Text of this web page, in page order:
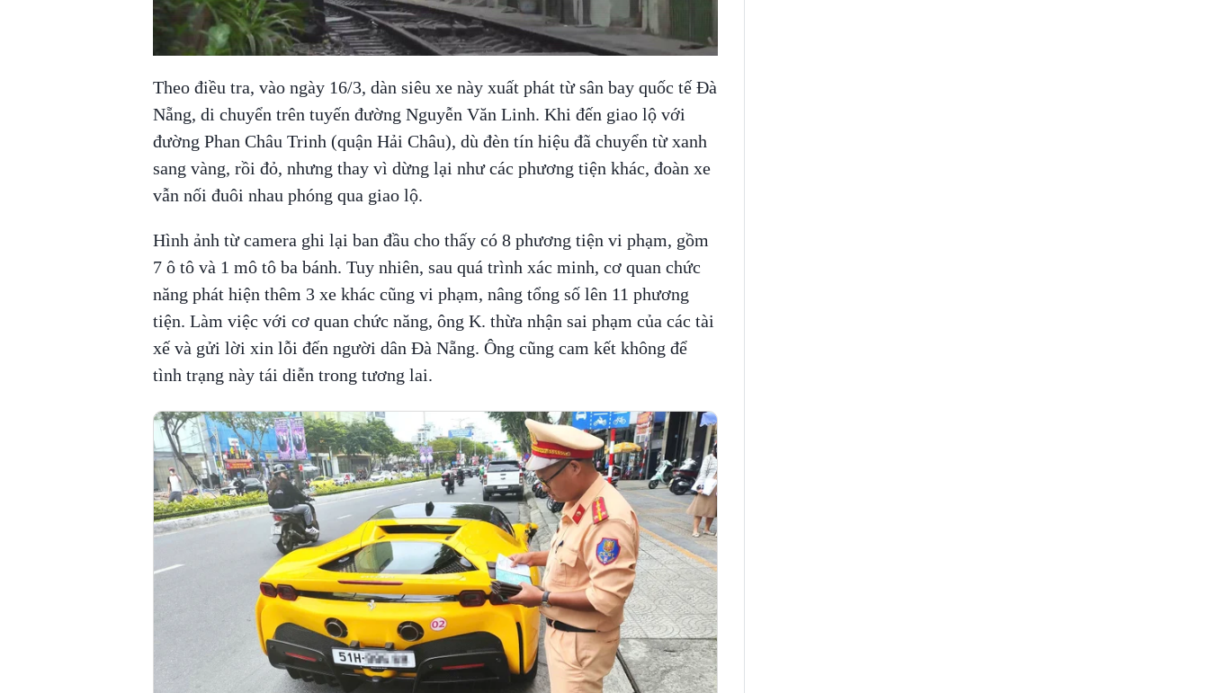
00:00/00:59 VIETNAM HLS
Theo điều tra, vào ngày 16/3, dàn siêu xe này xuất phát từ sân bay quốc tế Đà
Nẵng, di chuyển trên tuyến đường Nguyễn Văn Linh. Khi đến giao lộ với
đường Phan Châu Trinh (quận Hải Châu), dù đèn tín hiệu đã chuyển từ xanh
sang vàng, rồi đỏ, nhưng thay vì dừng lại như các phương tiện khác, đoàn xe
vẫn nối đuôi nhau phóng qua giao lộ.
Hình ảnh từ camera ghi lại ban đầu cho thấy có 8 phương tiện vi phạm, gồm
7 ô tô và 1 mô tô ba bánh. Tuy nhiên, sau quá trình xác minh, cơ quan chức
năng phát hiện thêm 3 xe khác cũng vi phạm, nâng tổng số lên 11 phương
tiện. Làm việc với cơ quan chức năng, ông K. thừa nhận sai phạm của các tài
xế và gửi lời xin lỗi đến người dân Đà Nẵng. Ông cũng cam kết không để
tình trạng này tái diễn trong tương lai.